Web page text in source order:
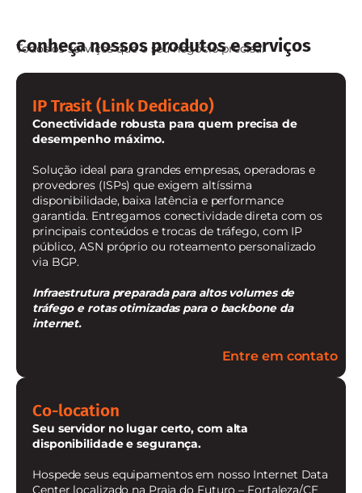
Conheça nossos produtos e serviços
Todos os serviços que o seu negócio precisa.
IP Trasit (Link Dedicado)
Conectividade robusta para quem precisa de
desempenho máximo.
Solução ideal para grandes empresas, operadoras e
provedores (ISPs) que exigem altíssima
disponibilidade, baixa latência e performance
garantida. Entregamos conectividade direta com os
principais conteúdos e trocas de tráfego, com IP
público, ASN próprio ou roteamento personalizado
via BGP.
Infraestrutura preparada para altos volumes de
tráfego e rotas otimizadas para o backbone da
internet.
Entre em contato
Co-location
Seu servidor no lugar certo, com alta
disponibilidade e segurança.
Hospede seus equipamentos em nosso Internet Data
Center localizado na Praia do Futuro – Fortaleza/CE